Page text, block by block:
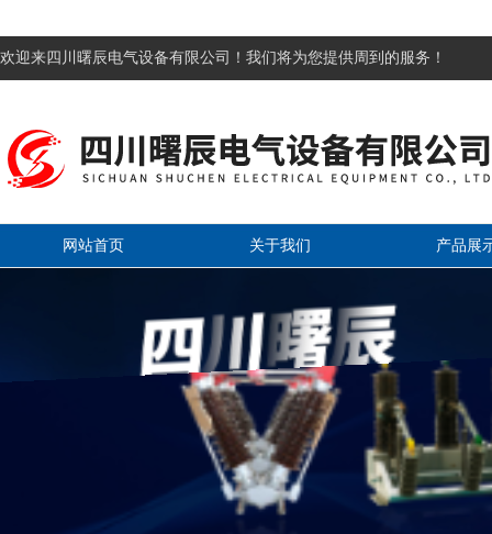
欢迎来四川曙辰电气设备有限公司！我们将为您提供周到的服务！
网站首页 关于我们 产品展